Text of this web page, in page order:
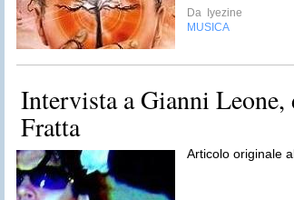
Da
Iyezine
MUSICA
Intervista a Gianni
Fratta
Articolo originale